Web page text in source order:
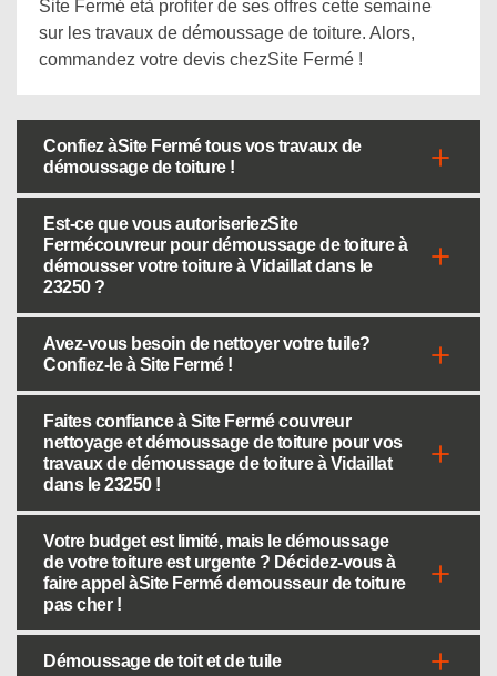
Site Fermé età profiter de ses offres cette semaine
sur les travaux de démoussage de toiture. Alors,
commandez votre devis chezSite Fermé !
Confiez àSite Fermé tous vos travaux de
démoussage de toiture !
Est-ce que vous autoriseriezSite
Fermécouvreur pour démoussage de toiture à
démousser votre toiture à Vidaillat dans le
23250 ?
Avez-vous besoin de nettoyer votre tuile?
Confiez-le à Site Fermé !
Faites confiance à Site Fermé couvreur
nettoyage et démoussage de toiture pour vos
travaux de démoussage de toiture à Vidaillat
dans le 23250 !
Votre budget est limité, mais le démoussage
de votre toiture est urgente ? Décidez-vous à
faire appel àSite Fermé demousseur de toiture
pas cher !
Démoussage de toit et de tuile